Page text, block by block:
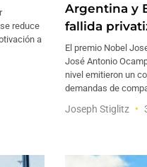
reduce
a
Argentina y
fallida
El premio Nobel
José Antonio
nivel emitieron un
demandas de
Joseph Stiglitz